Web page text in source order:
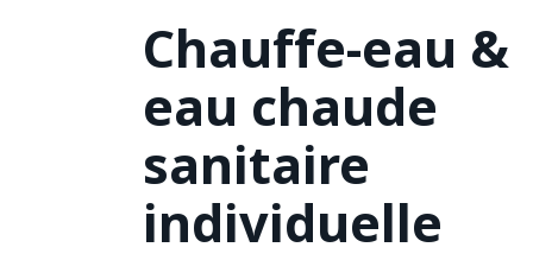
Chauffe-eau &
eau chaude
sanitaire
individuelle